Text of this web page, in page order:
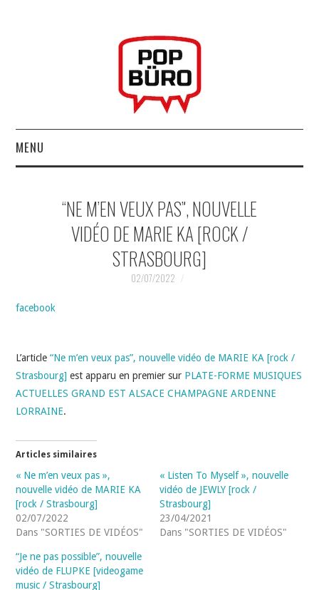
MENU
MUSIQUESACTUELLES.NET
GABBA GABBA HEY !
DOKO
“NE M’EN VEUX PAS”, NOUVELLE
VIDÉO DE MARIE KA [ROCK /
STRASBOURG]
02/07/2022
facebook
L’article“Ne m’en veux pas”, nouvelle vidéo de MARIE KA [rock /
Strasbourg] est apparu en premier sur PLATE-FORME MUSIQUES
ACTUELLES GRAND EST ALSACE CHAMPAGNE ARDENNE
LORRAINE.
Articles similaires
« Ne m’en veux pas »,
nouvelle vidéo de MARIE KA
[rock / Strasbourg]
02/07/2022
Dans "SORTIES DE VIDÉOS"
« Listen To Myself », nouvelle
vidéo de JEWLY [rock /
Strasbourg]
23/04/2021
Dans "SORTIES DE VIDÉOS"
“Je ne pas possible”, nouvelle
vidéo de FLUPKE [videogame
music / Strasbourg]